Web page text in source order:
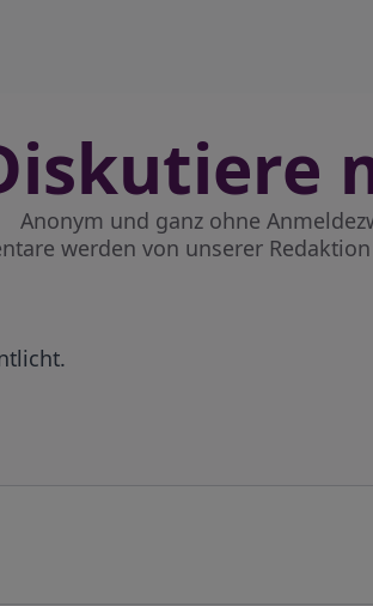
Anonym und ganz ohne
werden von unserer